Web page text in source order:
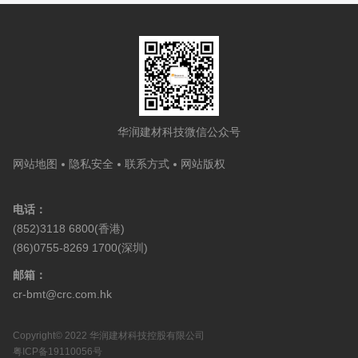
华润建材科技微信公众号
网站地图 隐私安全 联系方式 网站版权
电话：
(852)3118 6800(香港)
(86)0755-8269 1700(深圳)
邮箱：
cr-bmt@crc.com.hk
Copyright© 2022 华润建材科技控股有限公司
粤ICP备19110056号